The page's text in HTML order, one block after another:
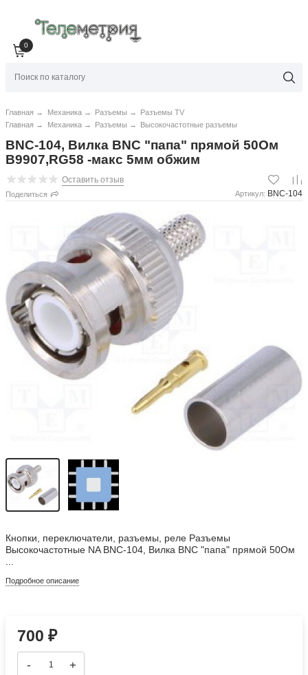
0
Главная → Механика → Разъемы →
Разъемы TV
Высокочастотные разъемы
Разъемы →
Механика →
Главная →
BNC-104, Вилка BNC "папа" прямой 50Ом
B9907,RG58 -макс 5мм обжим
Оставить отзыв
Поделиться Артикул: BNC-104
Кнопки, переключатели, разъемы, реле Разъемы
Высокочастотные NA BNC-104, Вилка BNC "папа" прямой 50Ом
...
Подробное описание
700₽
- +